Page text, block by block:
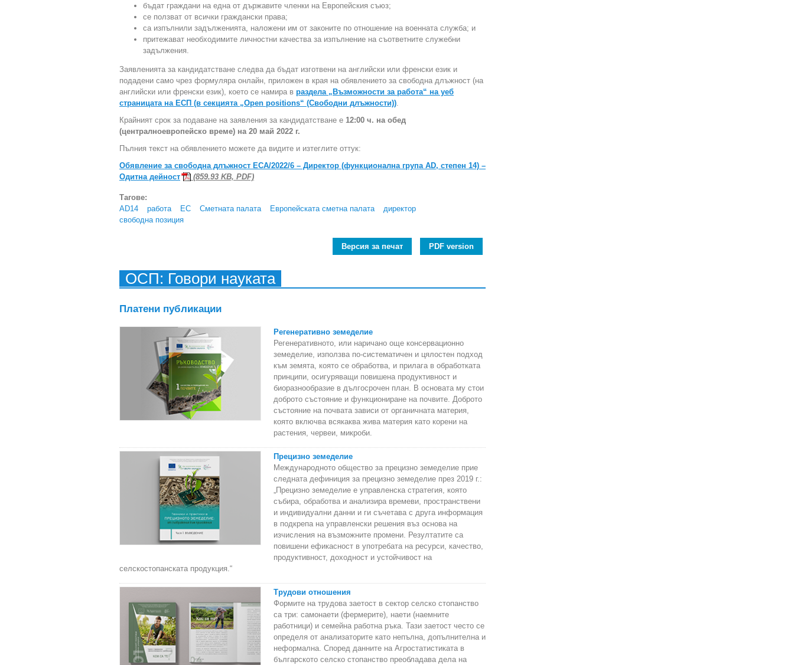
бъдат граждани на една от държавите членки на Европейския съюз;
се ползват от всички граждански права;
са изпълнили задълженията, наложени им от законите по отношение на военната служба; и
притежават необходимите личностни качества за изпълнение на съответните служебни
задължения.
Заявленията за кандидатстване следва да бъдат изготвени на английски или френски език и
подадени само чрез формуляра онлайн, приложен в края на обявлението за свободна длъжност (на
английски или френски език), което се намира в раздела „Възможности за работа“ на уеб
страницата на ЕСП (в секцията „Open positions“ (Свободни длъжности))
Крайният срок за подаване на заявления за кандидатстване е 12:00 ч. на обед
(централноевропейско време) на 20 май 2022 г.
Пълния текст на обявлението можете да видите и изтеглите оттук:
Обявление за свободна длъжност ECA/2022/6 – Директор (функционална група AD, степен 14) –
Одитна дейност
(859.93 KB, PDF)
Тагове:
AD14
работа ЕС Сметната палата Европейската сметна палата
директор
свободна позиция
Версия за печат PDF version
ОСП: Говори науката
Платени публикации
Регенеративно земеделие
Регенеративното, или наричано още консервационно
земеделие, използва по-систематичен и цялостен подход
към земята, която се обработва, и прилага в обработката
принципи, осигуряващи повишена продуктивност и
биоразнообразие в дългосрочен план. В основата му стои
доброто състояние и функциониране на почвите. Доброто
състояние на почвата зависи от органичната материя,
която включва всякаква жива материя като корени на
растения, червеи, микроби.
Прецизно земеделие
Международното общество за прецизно земеделие прие
следната дефиниция за прецизно земеделие през 2019 г.:
„Прецизно земеделие е управленска стратегия, която
събира, обработва и анализира времеви, пространствени
и индивидуални данни и ги съчетава с друга информация
в подкрепа на управленски решения въз основа на
изчисления на възможните промени. Резултатите са
повишени ефикасност в употребата на ресурси, качество,
продуктивност, доходност и устойчивост на
селскостопанската продукция.“
Трудови отношения
Формите на трудова заетост в сектор селско стопанство
са три: самонаети (фермерите), наети (наемните
работници) и семейна работна ръка. Тази заетост често се
определя от анализаторите като непълна, допълнителна и
неформална. Според данните на Агростатистиката в
българското селско стопанство преобладава дела на